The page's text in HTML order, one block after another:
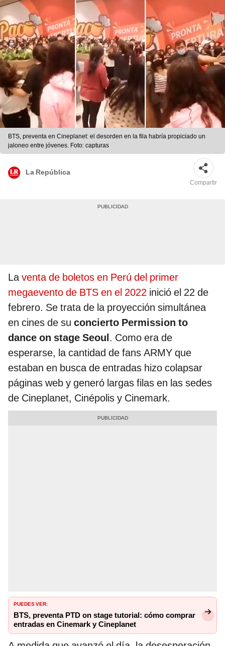
BTS, preventa en Cineplanet: el desorden en la fila habría propiciado un
jaloneo entre jóvenes. Foto: capturas
La República
Compartir
Laventa de boletos en Perú del primer
megaevento de BTS en el 2022 inició el 22 de
febrero. Se trata de la proyección simultánea
en cines de su concierto Permission to
dance on stage Seoul. Como era de
esperarse, la cantidad de fans ARMY que
estaban en busca de entradas hizo colapsar
páginas web y generó largas filas en las sedes
de Cineplanet, Cinépolis y Cinemark.
PUEDES VER:
BTS, preventa PTD on stage tutorial: cómo comprar
entradas en Cinemark y Cineplanet